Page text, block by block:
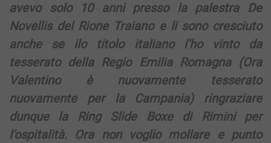
avevo solo 10 anni presso la palestra De
Novellis del Rione Traiano e li sono cresciuto
anche se ilo titolo italiano l’ho vinto da
tesserato della Regio Emilia Romagna (Ora
Valentino è nuovamente tesserato
nuovamente per la Campania) ringraziare
dunque la Ring Slide Boxe di Rimini per
l’ospitalità. Ora non voglio mollare e punto